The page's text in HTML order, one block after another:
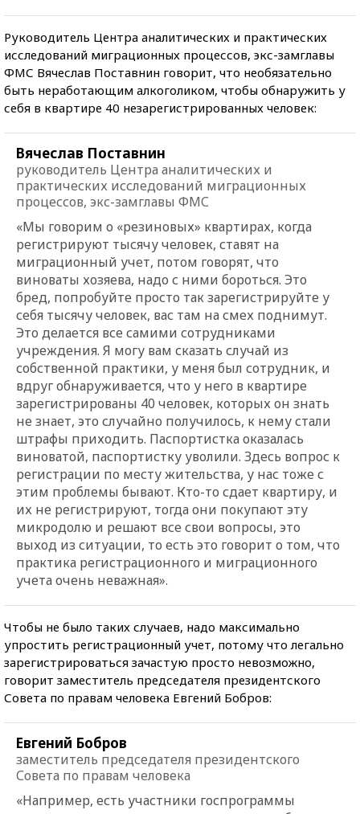
Руководитель Центра аналитических и практических
исследований миграционных процессов, экс-замглавы
ФМС Вячеслав Поставнин говорит, что необязательно
быть неработающим алкоголиком, чтобы обнаружить у
себя в квартире 40 незарегистрированных человек:
Вячеслав Поставнин
руководитель Центра аналитических и
практических исследований миграционных
процессов, экс-замглавы ФМС
«Мы говорим о «резиновых» квартирах, когда
регистрируют тысячу человек, ставят на
миграционный учет, потом говорят, что
виноваты хозяева, надо с ними бороться. Это
бред, попробуйте просто так зарегистрируйте у
себя тысячу человек, вас там на смех поднимут.
Это делается все самими сотрудниками
учреждения. Я могу вам сказать случай из
собственной практики, у меня был сотрудник, и
вдруг обнаруживается, что у него в квартире
зарегистрированы 40 человек, которых он знать
не знает, это случайно получилось, к нему стали
штрафы приходить. Паспортистка оказалась
виноватой, паспортистку уволили. Здесь вопрос к
регистрации по месту жительства, у нас тоже с
этим проблемы бывают. Кто-то сдает квартиру, и
их не регистрируют, тогда они покупают эту
микродолю и решают все свои вопросы, это
выход из ситуации, то есть это говорит о том, что
практика регистрационного и миграционного
учета очень неважная».
Чтобы не было таких случаев, надо максимально
упростить регистрационный учет, потому что легально
зарегистрироваться зачастую просто невозможно,
говорит заместитель председателя президентского
Совета по правам человека Евгений Бобров:
Евгений Бобров
заместитель председателя президентского
Совета по правам человека
«Например, есть участники госпрограммы